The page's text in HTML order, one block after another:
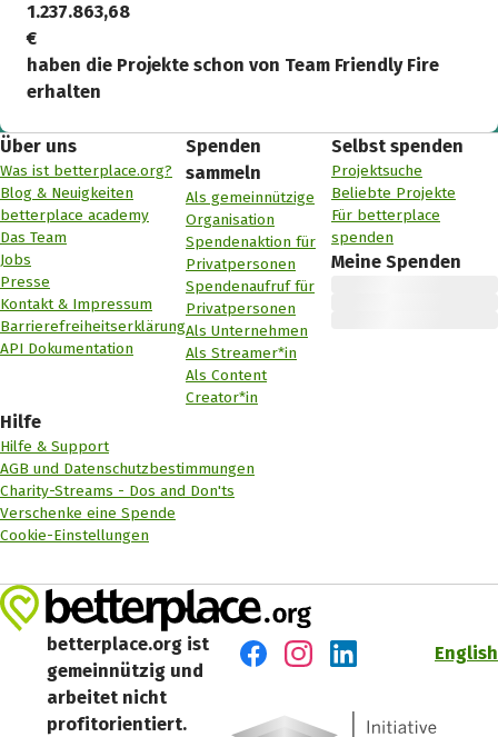
1.237.863,68
€
haben die Projekte schon von Team Friendly Fire
erhalten
Über uns
Was ist betterplace.org?
Blog & Neuigkeiten
betterplace academy
Das Team
Jobs
Presse
Kontakt & Impressum
Barrierefreiheitserklärung
API Dokumentation
Spenden
sammeln
Als gemeinnützige
Organisation
Spendenaktion für
Privatpersonen
Spendenaufruf für
Privatpersonen
Als Unternehmen
Als Streamer*in
Als Content
Creator*in
Selbst spenden
Projektsuche
Beliebte Projekte
Für betterplace
spenden
Meine Spenden
Hilfe
Hilfe & Support
AGB und Datenschutzbestimmungen
Charity-Streams - Dos and Don'ts
Verschenke eine Spende
Cookie-Einstellungen
betterplace.org ist
gemeinnützig und
arbeitet nicht
profitorientiert.
English